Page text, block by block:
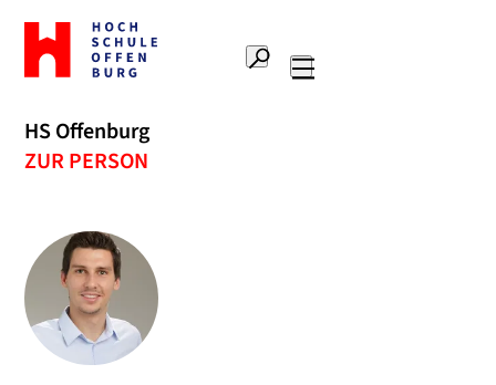
Zur
Startseite
Hochschule
Suche
HS Offenburg
ZUR PERSON